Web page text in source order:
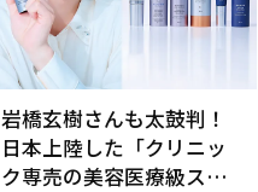
岩橋玄樹さんも太鼓判！
日本上陸した「クリニッ
ク専売の美容医療級スキ